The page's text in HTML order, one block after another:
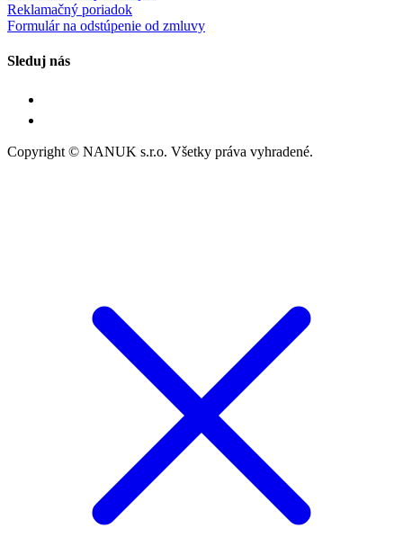
Reklamačný poriadok
Formulár na odstúpenie od zmluvy
Sleduj nás
Copyright © NANUK s.r.o. Všetky práva vyhradené.